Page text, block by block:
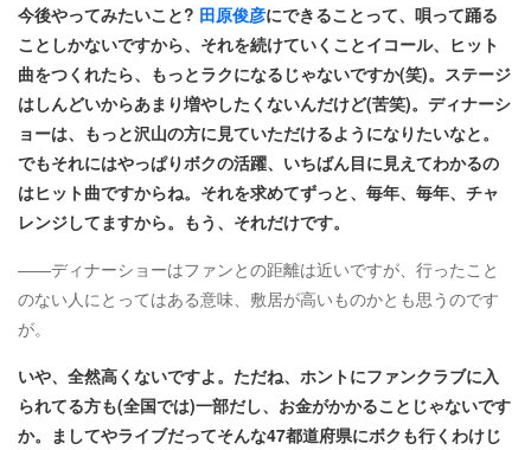
今後やってみたいこと? 田原俊彦にできることって、唄って踊る
ことしかないですから、それを続けていくことイコール、ヒット
曲をつくれたら、もっとラクになるじゃないですか(笑)。ステージ
はしんどいからあまり増やしたくないんだけど(苦笑)。ディナーシ
ョーは、もっと沢山の方に見ていただけるようになりたいなと。
でもそれにはやっぱりボクの活躍、いちばん目に見えてわかるの
はヒット曲ですからね。それを求めてずっと、毎年、毎年、チャ
レンジしてますから。もう、それだけです。
――ディナーショーはファンとの距離は近いですが、行ったこと
のない人にとってはある意味、敷居が高いものかとも思うのです
が。
いや、全然高くないですよ。ただね、ホントにファンクラブに入
られてる方も(全国では)一部だし、お金がかかることじゃないです
か。ましてやライブだってそんな47都道府県にボクも行くわけじ